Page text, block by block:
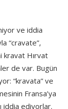
ve iddia
“cravate”,
kravat Hırvat
de var. Bugün
“kravata” ve
Fransa’ya
iddia ediyorlar.